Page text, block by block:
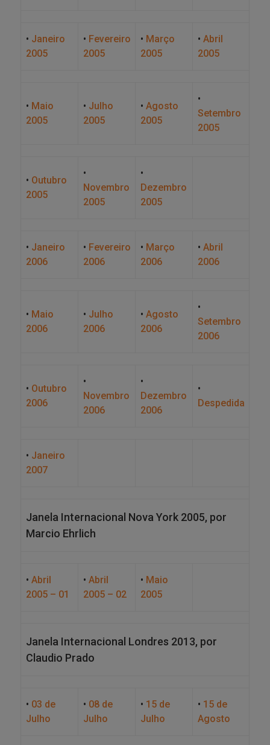
• Janeiro
2005
• Fevereiro
2005
• Março
2005
• Abril
2005
• Maio
2005
• Julho
2005
• Agosto
2005
•
Setembro
2005
• Outubro
2005
•
Novembro
2005
•
Dezembro
2005
• Janeiro
2006
• Fevereiro
2006
• Março
2006
• Abril
2006
• Maio
2006
• Julho
2006
• Agosto
2006
•
Setembro
2006
• Outubro
2006
•
Novembro
2006
•
Dezembro
2006
•
Despedida
• Janeiro
2007
Janela Internacional Nova York 2005, por
Marcio Ehrlich
• Abril
2005 – 01
• Abril
2005 – 02
• Maio
2005
Janela Internacional Londres 2013, por
Claudio Prado
• 03 de
Julho
• 08 de
Julho
• 15 de
Julho
• 15 de
Agosto